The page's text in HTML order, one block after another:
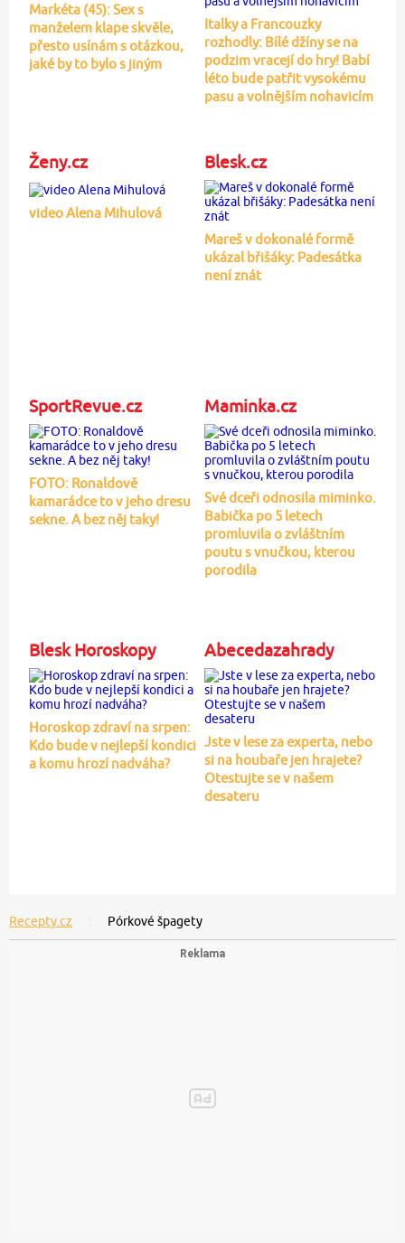
Markéta (45): Sex s
manželem klape skvěle,
přesto usínám s otázkou,
jaké by to bylo s jiným
Italky a Francouzky
rozhodly: Bílé džíny se na
podzim vracejí do hry! Babí
léto bude patřit vysokému
pasu a volnějším nohavicím
Ženy.cz
video Alena Mihulová
Blesk.cz
Mareš v dokonalé formě
ukázal břišáky: Padesátka
není znát
SportRevue.cz
FOTO: Ronaldově
kamarádce to v jeho dresu
sekne. A bez něj taky!
Maminka.cz
Své dceři odnosila miminko.
Babička po 5 letech
promluvila o zvláštním
poutu s vnučkou, kterou
porodila
Blesk Horoskopy
Horoskop zdraví na srpen:
Kdo bude v nejlepší kondici
a komu hrozí nadváha?
Abecedazahrady
Jste v lese za experta, nebo
si na houbaře jen hrajete?
Otestujte se v našem
desateru
Recepty.cz Pórkové špagety